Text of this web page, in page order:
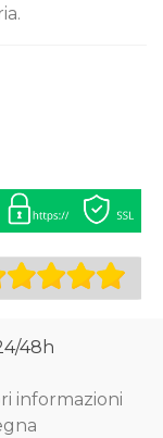
48h
informazioni